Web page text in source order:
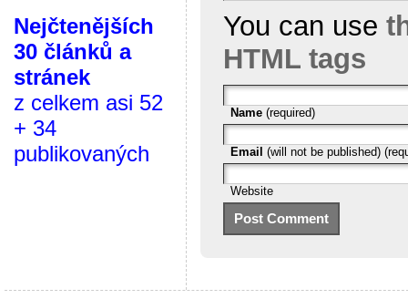
Nejčtenějších
30 článků a
stránek
z celkem asi 52
+ 34
publikovaných
You can use
HTML tags
Name (required)
Email (will not be published)
Website